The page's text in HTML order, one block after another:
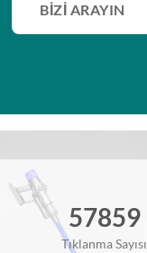
BIZI ARAYIN
57859
Tıklanma Sayısı